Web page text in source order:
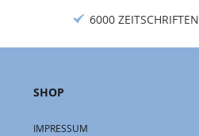
6000 ZEITSCHRIFTEN
SHOP
IMPRESSUM